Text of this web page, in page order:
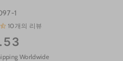
1
10개의 리뷰
Worldwide